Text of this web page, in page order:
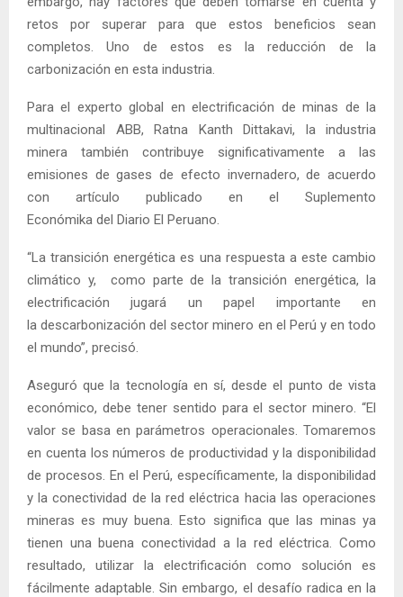
retos por superar para que estos beneficios sean
completos. Uno de estos es la reducción de la
carbonización en esta industria.
Para el experto global en electrificación de minas de la
multinacional ABB, Ratna Kanth Dittakavi, la industria
minera también contribuye significativamente a las
emisiones de gases de efecto invernadero, de acuerdo
con artículo publicado en el Suplemento
Económika del Diario El Peruano.
“La transición energética es una respuesta a este cambio
climático y, como parte de la transición energética, la
electrificación jugará un papel importante en
la descarbonización del sector minero en el Perú y en todo
el mundo”, precisó.
Aseguró que la tecnología en sí, desde el punto de vista
económico, debe tener sentido para el sector minero. “El
valor se basa en parámetros operacionales. Tomaremos
en cuenta los números de productividad y la disponibilidad
de procesos. En el Perú, específicamente, la disponibilidad
y la conectividad de la red eléctrica hacia las operaciones
mineras es muy buena. Esto significa que las minas ya
tienen una buena conectividad a la red eléctrica. Como
resultado, utilizar la electrificación como solución es
fácilmente adaptable. Sin embargo, el desafío radica en la